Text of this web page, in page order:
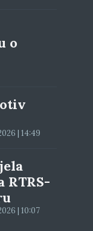
o
| 14:49
RTRS-
| 10:07